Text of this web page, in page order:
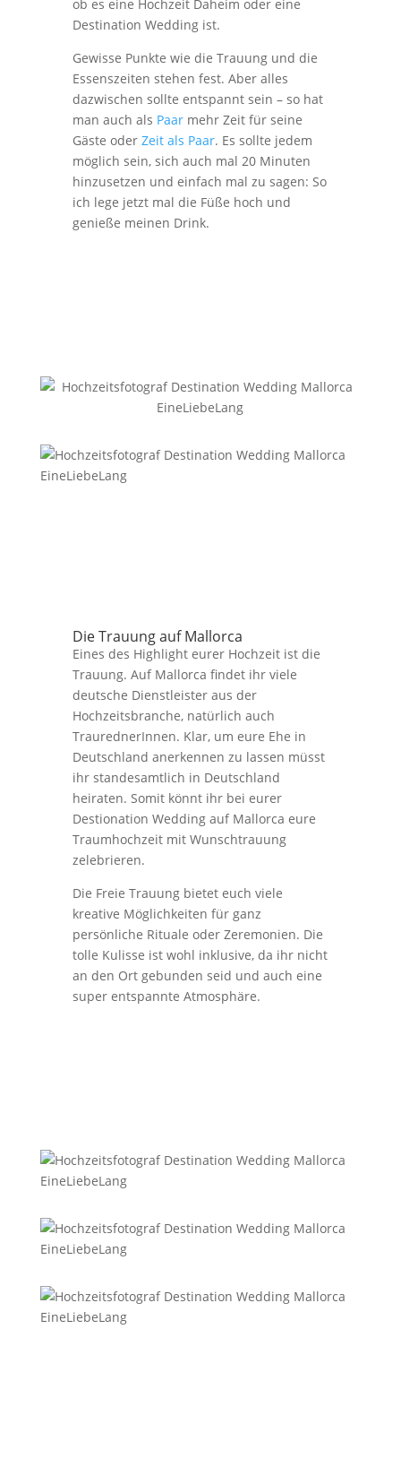
ob es eine Hochzeit Daheim oder eine
Destination Wedding ist.
Gewisse Punkte wie die Trauung und die
Essenszeiten stehen fest. Aber alles
dazwischen sollte entspannt sein – so hat
man auch als Paarmehr Zeit für seine
Gäste oder Zeit als Paar. Es sollte jedem
möglich sein, sich auch mal 20 Minuten
hinzusetzen und einfach mal zu sagen: So
ich lege jetzt mal die Füße hoch und
genieße meinen Drink.
Die Trauung auf Mallorca
Eines des Highlight eurer Hochzeit ist die
Trauung. Auf Mallorca findet ihr viele
deutsche Dienstleister aus der
Hochzeitsbranche, natürlich auch
TraurednerInnen. Klar, um eure Ehe in
Deutschland anerkennen zu lassen müsst
ihr standesamtlich in Deutschland
heiraten. Somit könnt ihr bei eurer
Destionation Wedding auf Mallorca eure
Traumhochzeit mit Wunschtrauung
zelebrieren.
Die Freie Trauung bietet euch viele
kreative Möglichkeiten für ganz
persönliche Rituale oder Zeremonien. Die
tolle Kulisse ist wohl inklusive, da ihr nicht
an den Ort gebunden seid und auch eine
super entspannte Atmosphäre.